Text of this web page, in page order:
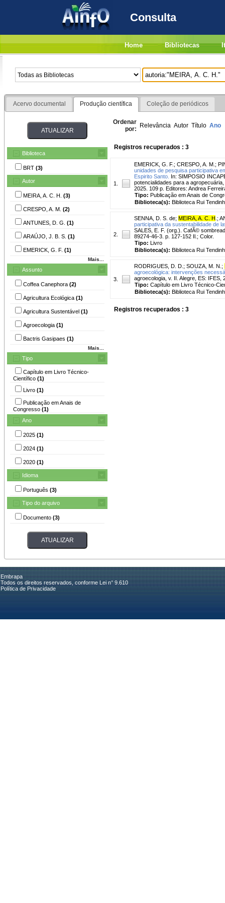
Consulta
Home Bibliotecas
Acervo documental Produção científica Coleção de periódicos
Biblioteca
BRT (3)
Autor
MEIRA, A. C. H. (3)
CRESPO, A. M. (2)
ANTUNES, D. G. (1)
ARAÚJO, J. B. S. (1)
EMERICK, G. F. (1)
Mais...
Assunto
Coffea Canephora (2)
Agricultura Ecológica (1)
Agricultura Sustentável (1)
Agroecologia (1)
Bactris Gasipaes (1)
Mais...
Tipo
Capítulo em Livro Técnico-
Científico (1)
Livro (1)
Publicação em Anais de
Congresso (1)
Ano
2025 (1)
2024 (1)
2020 (1)
Idioma
Português (3)
Tipo do arquivo
Documento (3)
Ordenar
por: Relevância Autor Título Ano
Registros recuperados : 3
1.
EMERICK, G. F. ; CRESPO, A. M. ;
unidades de pesquisa participativa
Espirito Santo. In: SIMPOSIO
potencialidades para a
2025. 109 p. Editores: Andrea
Tipo: Publicação em Anais de
Biblioteca(s): Biblioteca Rui
2.
SENNA, D. S. de; MEIRA, A. C. H ;
participativa da sustentabilidade de
SALES, E. F. (org.). CafÃ©
89274-46-3. p. 127-152 Il.; Color.
Tipo: Livro
Biblioteca(s): Biblioteca Rui
3.
RODRIGUES, D. D. ; SOUZA, M. N. ;
agroecológica: intervenções
agroecologia, v. II. Alegre, ES: IFES,
Tipo: Capítulo em Livro Técnico-
Biblioteca(s): Biblioteca Rui
Registros recuperados : 3
Embrapa
Todos os direitos reservados, conforme Lei n° 9.610
Política de Privacidade